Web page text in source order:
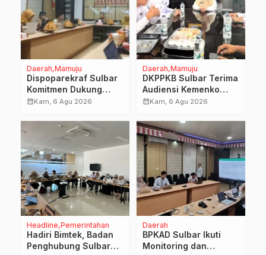
Daerah Mamuju
Dispoparekraf Sulbar
Komitmen Dukung
Penyusunan RAD
Barat
calendar_monthKam, 6 Agu 2026
Daerah Mamuju
DKPPKB Sulbar Terima
Audiensi Kemenko
Kumham Imipas RI,
Kesehatan bagi
Kelompok Rentan
calendar_monthKam, 6 Agu 2026
Headline Pemerintahan
Hadiri Bimtek, Badan
Penghubung Sulbar
Daerah
BPKAD Sulbar Ikuti
Monitoring dan